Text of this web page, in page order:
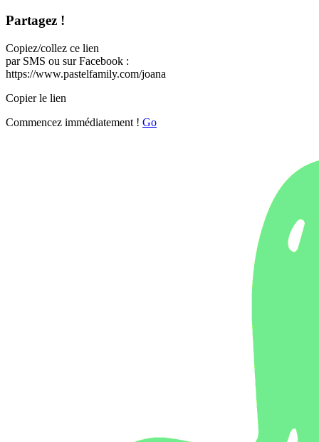
Partagez !
Copiez/collez ce lien
par SMS ou sur Facebook :
https://www.pastelfamily.com/joana
Copier le lien
Commencez immédiatement ! Go